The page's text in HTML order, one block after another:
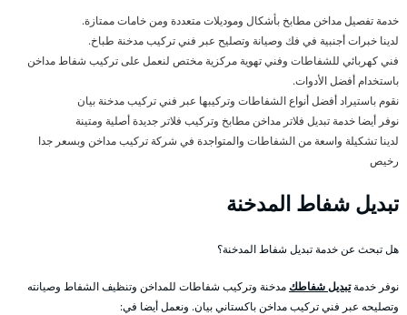
خدمة تفصيل مداخن مطابخ بأشكال وموديلات متعددة ومن خامات ممتازة.
لدينا خبرات أجنبية في فك وصيانة وتصليح عبر فني تركيب مدخنة طباخ.
فني كهربائي للشفاطات وفني تهوية مركزية مختص لنعمل على تركيب شفاط مداخن
باستخدام أفضل الأدوات.
نقوم باستيراد أفضل أنواع الشفاطات وتركيبها عبر فني تركيب مدخنة بيان
نوفر أيضا خدمة تبديل فلاتر مداخن مطابخ وتركيب فلاتر جديدة أصلية ومتينة
لدينا تشكيلة واسعة من الشفاطات والمتواجدة في شركة تركيب مداخن وبسعر جدا
رخيص
تبديل شفاط المدخنة
هل تبحث عن خدمة تبديل شفاط المدخنة؟
نوفر خدمةتبديل شفاطك مدخنة وتركيب شفاطات للمداخن وتنظيف الشفاط وصيانته
وتصليحه عبر فني تركيب مداخن باكستاني بيان. ونعمل أيضا في: